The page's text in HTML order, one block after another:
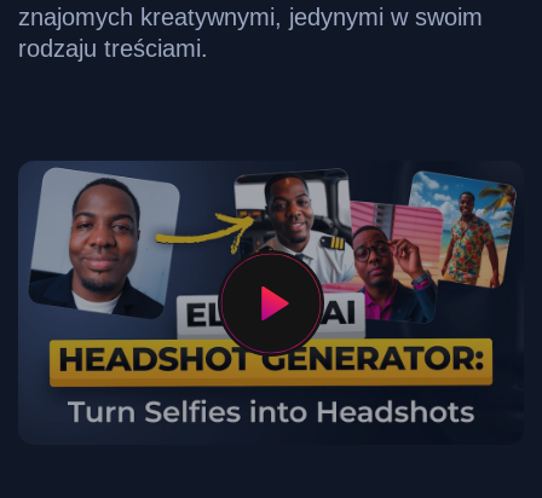
znajomych kreatywnymi, jedynymi w swoim
rodzaju treściami.